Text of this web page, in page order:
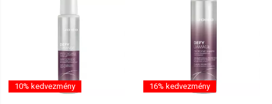
10% kedvezmény 16% kedvezmény